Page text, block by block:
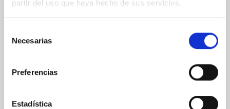
partir del uso que haya hecho de sus servicios.
Necesarias
Preferencias
Estadística